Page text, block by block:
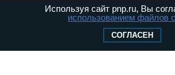
Свидетельство о регистрации Эл № ФС77-
Учредитель — АНО «Парламентская газета»
Используя сайт pnp.ru, Вы
использованием файлов
СОГЛАСЕН